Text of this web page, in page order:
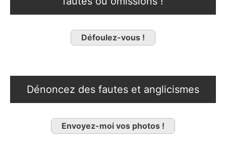
Défoulez-vous !
Dénoncez des fautes et anglicismes
Envoyez-moi vos photos !